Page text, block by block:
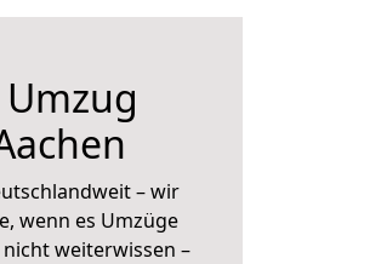
– wir
wenn es Umzüge
weiterwissen –